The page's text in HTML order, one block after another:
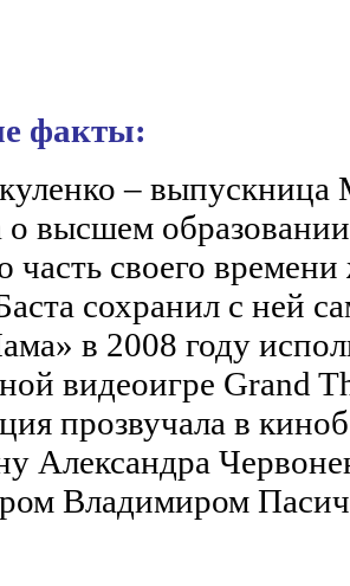
факты:
– выпускница
высшем
часть своего
сохранил с ней
в 2008 году
видеоигре Grand
прозвучала в
Александра
Владимиром